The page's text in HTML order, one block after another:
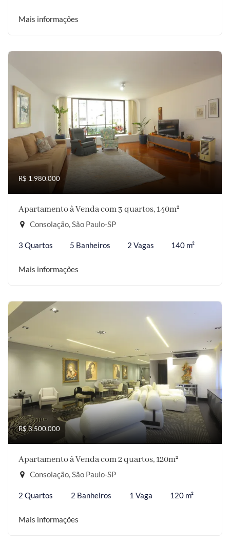
Mais informações
R$ 1.980.000
Apartamento à Venda com 3 quartos, 140m²
Consolação, São Paulo-SP
3 Quartos 5 Banheiros 2 Vagas 140 m²
Mais informações
R$ 3.500.000
Apartamento à Venda com 2 quartos, 120m²
Consolação, São Paulo-SP
2 Quartos 2 Banheiros 1 Vaga 120 m²
Mais informações